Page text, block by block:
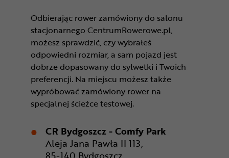
Odbierając rower zamówiony do salonu
stacjonarnego CentrumRowerowe.pl,
możesz sprawdzić, czy wybrałeś
odpowiedni rozmiar, a sam pojazd jest
dobrze dopasowany do sylwetki i Twoich
preferencji. Na miejscu możesz także
wypróbować zamówiony rower na
specjalnej ścieżce testowej.
CR Bydgoszcz - Comfy Park
Aleja Jana Pawła II 113,